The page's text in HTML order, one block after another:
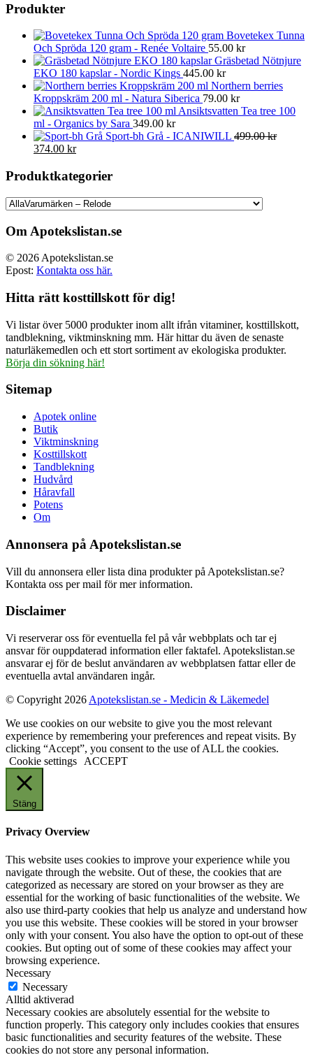
Produkter
Bovetekex Tunna
Och Spröda 120 gram - Renée Voltaire 55.00 kr
Gräsbetad Nötnjure
EKO 180 kapslar - Nordic Kings 445.00 kr
Northern berries
Kroppskräm 200 ml - Natura Siberica 79.00 kr
Ansiktsvatten Tea tree 100
ml - Organics by Sara 349.00 kr
Sport-bh Grå - ICANIWILL 499.00kr
Det
priset
499.00 kr.
374.00 krDet
priset
är:
374.00 kr.
Produktkategorier
Om Apotekslistan.se
© 2026 Apotekslistan.se
Epost: Kontakta oss här.
Hitta rätt kosttillskott för dig!
Vi listar över 5000 produkter inom allt ifrån vitaminer, kosttillskott,
tandblekning, viktminskning mm. Här hittar du även de senaste
naturläkemedlen och ett stort sortiment av ekologiska produkter.
Börja din sökning här!
Sitemap
Apotek online
Butik
Viktminskning
Kosttillskott
Tandblekning
Hudvård
Håravfall
Potens
Om
Annonsera på Apotekslistan.se
Vill du annonsera eller lista dina produkter på Apotekslistan.se?
Kontakta oss per mail för mer information.
Disclaimer
Vi reserverar oss för eventuella fel på vår webbplats och tar ej
ansvar för ouppdaterad information eller faktafel. Apotekslistan.se
ansvarar ej för de beslut användaren av webbplatsen fattar eller de
eventuella avtal användaren ingår.
© Copyright 2026 Apotekslistan.se - Medicin & Läkemedel
We use cookies on our website to give you the most relevant
experience by remembering your preferences and repeat visits. By
clicking “Accept”, you consent to the use of ALL the cookies.
Cookie settings
ACCEPT
Stäng
Privacy Overview
This website uses cookies to improve your experience while you
navigate through the website. Out of these, the cookies that are
categorized as necessary are stored on your browser as they are
essential for the working of basic functionalities of the website. We
also use third-party cookies that help us analyze and understand how
you use this website. These cookies will be stored in your browser
only with your consent. You also have the option to opt-out of these
cookies. But opting out of some of these cookies may affect your
browsing experience.
Necessary
Necessary
Alltid aktiverad
Necessary cookies are absolutely essential for the website to
function properly. This category only includes cookies that ensures
basic functionalities and security features of the website. These
cookies do not store any personal information.